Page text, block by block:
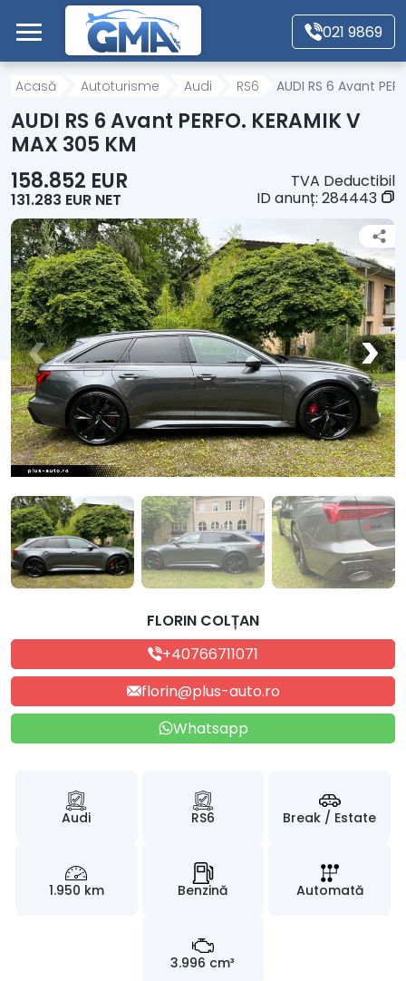
Mergi direct la conținutul principal
021 9869
Acasă
Autoturisme
Motociclete
Autoutilitare
Alte tipuri vehicule
Despre Noi
Contact
Acasă Autoturisme Audi RS6 AUDI RS 6 Avant
AUDI RS 6 Avant PERFO. KERAMIK V
MAX 305 KM
158.852 EUR
131.283 EUR NET
TVA Deductibil
ID anunț: 284443
FLORIN COLȚAN
+40766711071
florin@plus-auto.ro
Whatsapp
Audi RS6 Break / Estate
1.950 km Benzină Automată
3.996 cm³